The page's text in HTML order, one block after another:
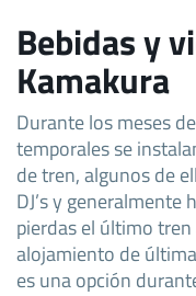
Bebidas y
Kamakura
Durante los meses
temporales se
de tren, algunos de
DJ’s y
pierdas el último tren
alojamiento de
es una opción